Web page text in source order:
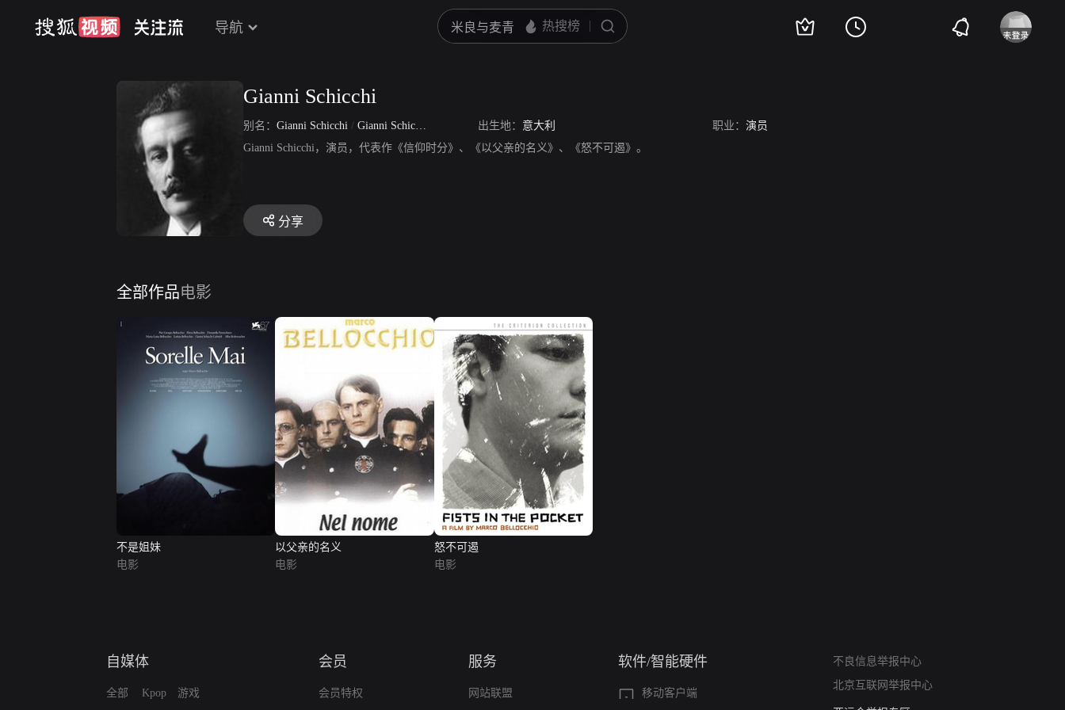
导航
Gianni Schicchi
别名： Gianni Schicchi / Gianni Schicchi Gabrieli 出生地： 意大利 职业： 演员
Gianni Schicchi，演员，代表作《信仰时分》、《以父亲的名义》、《怒不可遏》。
分享
全部作品电影
不是姐妹
电影
以父亲的名义
电影
怒不可遏
电影
自媒体
全部 Kpop 游戏
会员
会员特权
服务
网站联盟
软件/智能硬件
移动客户端
不良信息举报中心
北京互联网举报中心
算法推荐专项举报